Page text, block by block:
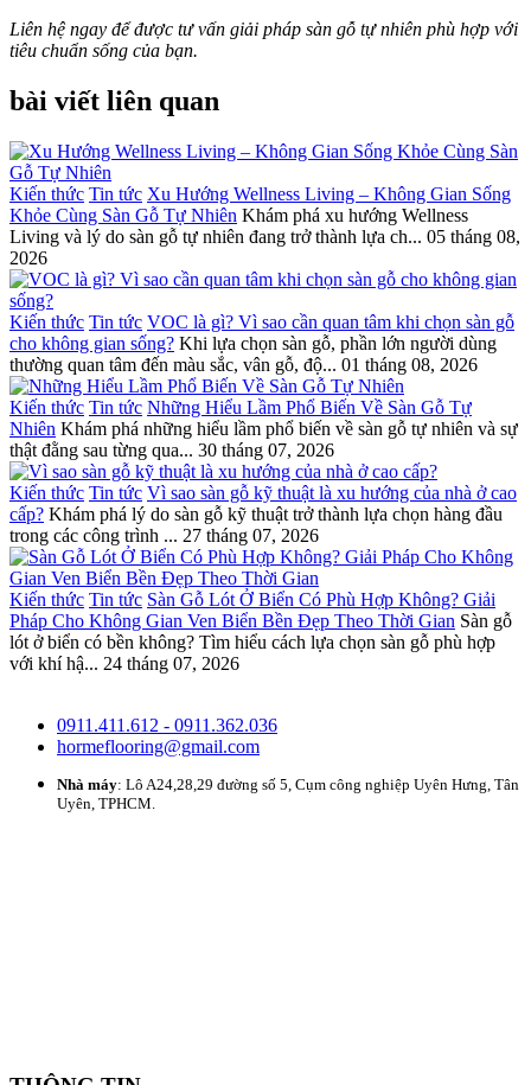
Liên hệ ngay để được tư vấn giải pháp sàn gỗ tự nhiên phù hợp với
tiêu chuẩn sống của bạn.
bài viết liên quan
Kiến thức Tin tức Xu Hướng Wellness Living – Không Gian Sống
Khỏe Cùng Sàn Gỗ Tự Nhiên Khám phá xu hướng Wellness
Living và lý do sàn gỗ tự nhiên đang trở thành lựa ch... 05 tháng 08,
2026
Kiến thức Tin tức VOC là gì? Vì sao cần quan tâm khi chọn sàn gỗ
cho không gian sống? Khi lựa chọn sàn gỗ, phần lớn người dùng
thường quan tâm đến màu sắc, vân gỗ, độ... 01 tháng 08, 2026
Kiến thức Tin tức Những Hiểu Lầm Phổ Biến Về Sàn Gỗ Tự
Nhiên Khám phá những hiểu lầm phổ biến về sàn gỗ tự nhiên và sự
thật đằng sau từng qua... 30 tháng 07, 2026
Kiến thức Tin tức Vì sao sàn gỗ kỹ thuật là xu hướng của nhà ở cao
cấp? Khám phá lý do sàn gỗ kỹ thuật trở thành lựa chọn hàng đầu
trong các công trình ... 27 tháng 07, 2026
Kiến thức Tin tức Sàn Gỗ Lót Ở Biển Có Phù Hợp Không? Giải
Pháp Cho Không Gian Ven Biển Bền Đẹp Theo Thời Gian Sàn gỗ
lót ở biển có bền không? Tìm hiểu cách lựa chọn sàn gỗ phù hợp
với khí hậ... 24 tháng 07, 2026
0911.411.612 - 0911.362.036
hormeflooring@gmail.com
Nhà máy: Lô A24,28,29 đường số 5, Cụm công nghiệp Uyên Hưng, Tân
Uyên, TPHCM.